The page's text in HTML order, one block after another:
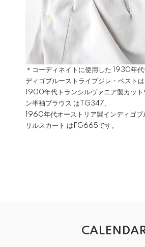
＊コーディネイトに使用した 1930年
ディゴブルーストライプジレ・ベストは
1900年代トランシルヴァニア製カット
ン半袖ブラウス は TG347、
1960年代オーストリア製インディゴブ
リルスカート は FG665です。